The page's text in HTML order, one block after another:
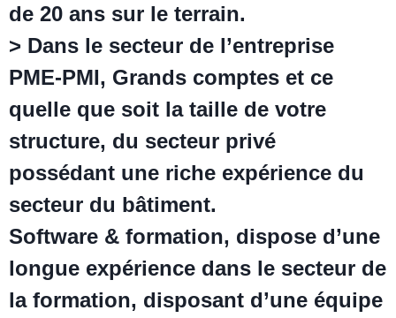
de 20 ans sur le terrain.
> Dans le secteur de l’entreprise
PME-PMI, Grands comptes et ce
quelle que soit la taille de votre
structure, du secteur privé
possédant une riche expérience du
secteur du bâtiment.
Software & formation, dispose d’une
longue expérience dans le secteur de
la formation, disposant d’une équipe